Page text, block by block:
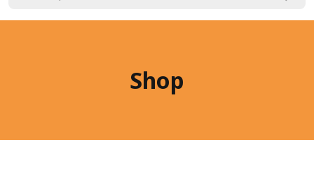
Shop